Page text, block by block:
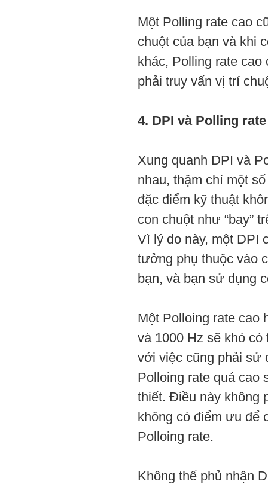
Một Polling rate cao
chuột của bạn và khi
khác, Polling rate
phải truy vấn vị trí
4. DPI và Polling
Xung quanh DPI và
nhau, thậm chí một
đặc điểm kỹ thuật
con chuột như “bay”
Vì lý do này, một DPI
tưởng phụ thuộc vào
bạn, và bạn sử dụng
Một Polloing rate cao
và 1000 Hz sẽ khó có
với việc cũng phải sử
Polloing rate quá cao
thiết. Điều này không
không có điểm ưu để
Polloing rate.
Không thể phủ nhận